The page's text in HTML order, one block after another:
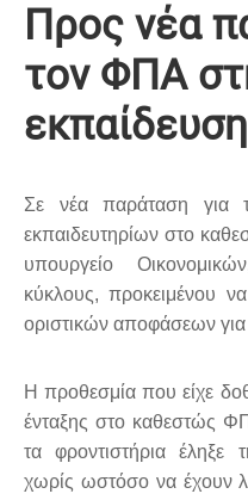
Προς νέα
τον ΦΠΑ
εκπαίδευση
Σε νέα παράταση για
εκπαιδευτηρίων στο
υπουργείο
κύκλους, προκειμένου
οριστικών αποφάσεων για
Η προθεσμία που είχε
ένταξης στο καθεστώς
τα φροντιστήρια έληξε
χωρίς ωστόσο να έχουν